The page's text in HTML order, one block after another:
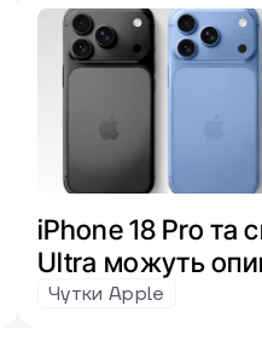
iPhone 18 Pro та
Ultra можуть
через брак пам’яті
Чутки Apple